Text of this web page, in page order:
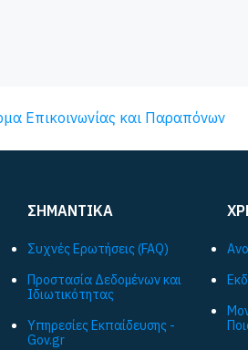
Επικοινωνίας και Παραπόνων
ΣΗΜΑΝΤΙΚΑ
Συχνές Ερωτήσεις (FAQ)
Προστασία Δεδομένων και
Ιδιωτικότητας
Υπηρεσίες Εκπαίδευσης -
Gov.gr